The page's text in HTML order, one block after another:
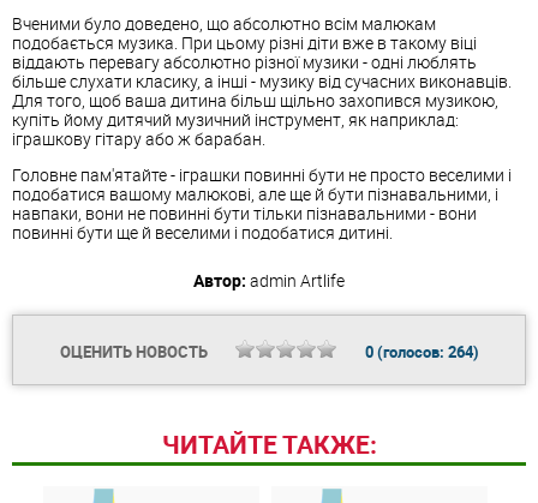
Вченими було доведено, що абсолютно всім малюкам
подобається музика. При цьому різні діти вже в такому віці
віддають перевагу абсолютно різної музики - одні люблять
більше слухати класику, а інші - музику від сучасних виконавців.
Для того, щоб ваша дитина більш щільно захопився музикою,
купіть йому дитячий музичний інструмент, як наприклад:
іграшкову гітару або ж барабан.
Головне пам'ятайте - іграшки повинні бути не просто веселими і
подобатися вашому малюкові, але ще й бути пізнавальними, і
навпаки, вони не повинні бути тільки пізнавальними - вони
повинні бути ще й веселими і подобатися дитині.
Автор: admin Artlife
ОЦЕНИТЬ НОВОСТЬ 0(голосов: 264)
ЧИТАЙТЕ ТАКЖЕ: